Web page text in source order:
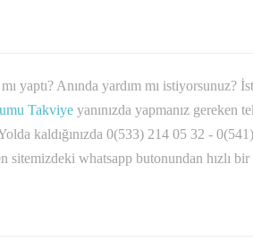
yaptı? Anında yardım mı istiyorsunuz?
Takviye yanınızda yapmanız gereken
kaldığınızda 0(533) 214 05 32 -
whatsapp butonundan hızlı